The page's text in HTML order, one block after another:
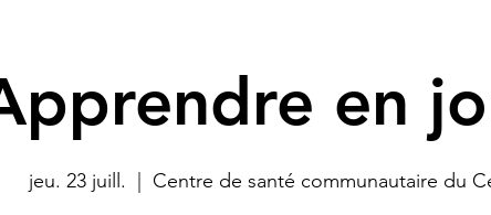
en
jeu. 23 juill. Centre de santé communautaire du